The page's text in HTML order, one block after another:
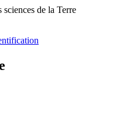
de la Terre